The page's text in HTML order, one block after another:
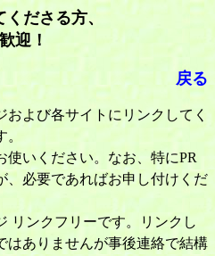
くださる方、
迎！
戻る
および各サイトにリンクしてく
いください。なお、特にPR
、必要であればお申し付けくだ
リンクフリーです。リンクし
はありませんが事後連絡で結構